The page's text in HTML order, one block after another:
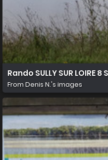
Rando SULLY SUR LOIRE
From Denis N.'s images